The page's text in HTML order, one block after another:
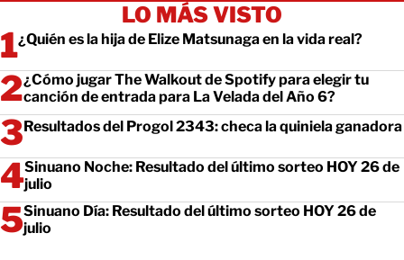
LO MÁS VISTO
¿Quién es la hija de Elize Matsunaga en la vida real?
¿Cómo jugar The Walkout de Spotify para elegir tu
canción de entrada para La Velada del Año 6?
Resultados del Progol 2343: checa la quiniela ganadora
Sinuano Noche: Resultado del último sorteo HOY 26 de
julio
Sinuano Día: Resultado del último sorteo HOY 26 de
julio